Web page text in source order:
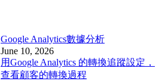
Google Analytics數據分析
June 10, 2026
用Google Analytics 的轉換追蹤設定，
查看顧客的轉換過程